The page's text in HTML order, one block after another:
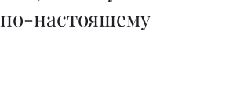
по-настоящему